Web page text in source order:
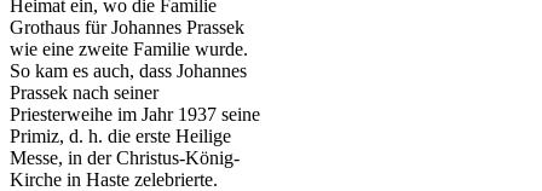
Heimat ein, wo die Familie
Grothaus für Johannes Prassek
wie eine zweite Familie wurde.
So kam es auch, dass Johannes
Prassek nach seiner
Priesterweihe im Jahr 1937 seine
Primiz, d. h. die erste Heilige
Messe, in der Christus-König-
Kirche in Haste zelebrierte.